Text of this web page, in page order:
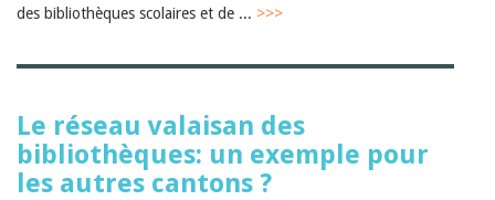
des bibliothèques scolaires et de ... >>>
Le réseau valaisan des
bibliothèques: un exemple pour
les autres cantons ?